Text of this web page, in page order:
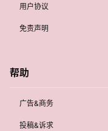
用户协议
免责声明
帮助
广告&商务
投稿&诉求